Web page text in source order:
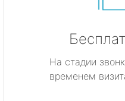
На стадии
временем